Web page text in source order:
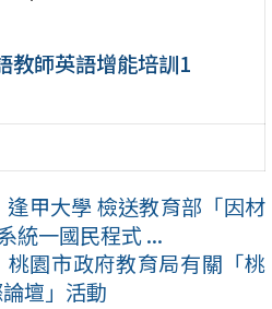
教師英語增能培訓1
逢甲大學 檢送教育部「因材
統一國民程式 ...
桃園市政府教育局有關「桃
壇」活動